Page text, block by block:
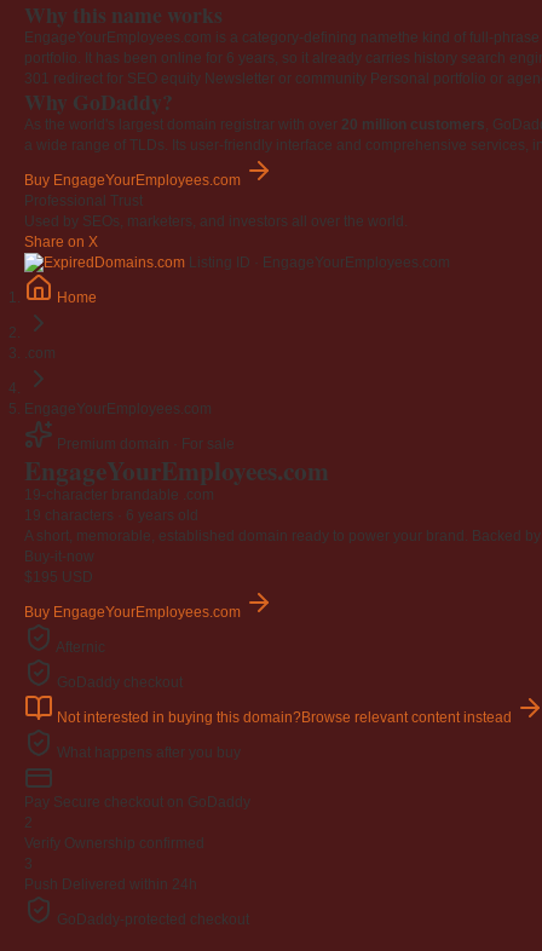
Why this name works
EngageYourEmployees.com is a category-defining namethe kind of full-
portfolio. It has been online for 6 years, so it already carries history search
301 redirect for SEO equity Newsletter or community Personal portfolio or
Why GoDaddy?
As the world's largest domain registrar with over 20 million customers,
a wide range of TLDs. Its user-friendly interface and comprehensive
Buy EngageYourEmployees.com
Professional Trust
Used by SEOs, marketers, and investors all over the world.
Share on X
Listing ID · EngageYourEmployees.com
Home
.com
EngageYourEmployees.com
Premium domain · For sale
EngageYourEmployees.com
19-character brandable .com
19 characters · 6 years old
A short, memorable, established domain ready to power your brand. Backed
Buy-it-now
$195 USD
Buy EngageYourEmployees.com
Afternic
GoDaddy checkout
Not interested in buying this domain?Browse relevant content instead
What happens after you buy
Pay Secure checkout on GoDaddy
2
Verify Ownership confirmed
3
Push Delivered within 24h
GoDaddy-protected checkout